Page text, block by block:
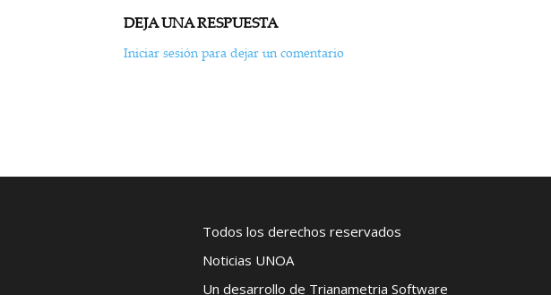
DEJA UNA RESPUESTA
Iniciar sesión para dejar un comentario
Todos los derechos reservados
Noticias UNOA
Un desarrollo de Trianametria Software